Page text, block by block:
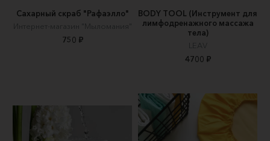
Сахарный скраб "Рафаэлло"
Интернет-магазин "Мыломания"
750 ₽
BODY TOOL (Инструмент для
лимфодренажного массажа
тела)
LEAV
4700 ₽